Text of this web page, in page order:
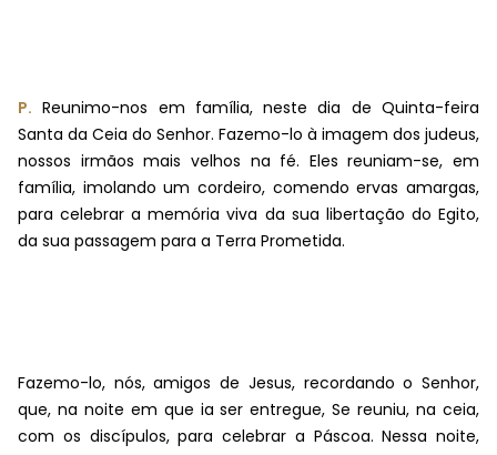
P. Reunimo-nos em família, neste dia de Quinta-feira
Santa da Ceia do Senhor. Fazemo-lo à imagem dos judeus,
nossos irmãos mais velhos na fé. Eles reuniam-se, em
família, imolando um cordeiro, comendo ervas amargas,
para celebrar a memória viva da sua libertação do Egito,
da sua passagem para a Terra Prometida.
Fazemo-lo, nós, amigos de Jesus, recordando o Senhor,
que, na noite em que ia ser entregue, Se reuniu, na ceia,
com os discípulos, para celebrar a Páscoa. Nessa noite,